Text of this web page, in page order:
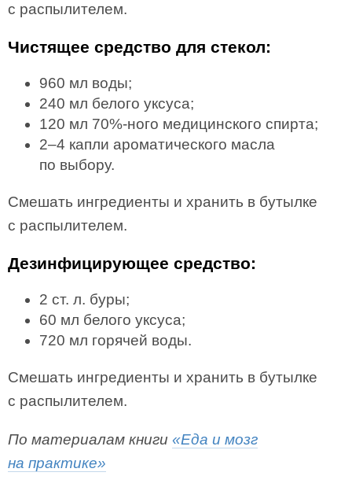
с распылителем.
Чистящее средство для стекол:
960 мл воды;
240 мл белого уксуса;
120 мл 70%-ного медицинского спирта;
2–4 капли ароматического масла
по выбору.
Смешать ингредиенты и хранить в бутылке
с распылителем.
Дезинфицирующее средство:
2 ст. л. буры;
60 мл белого уксуса;
720 мл горячей воды.
Смешать ингредиенты и хранить в бутылке
с распылителем.
По материалам книги «Еда и мозг
на практике»